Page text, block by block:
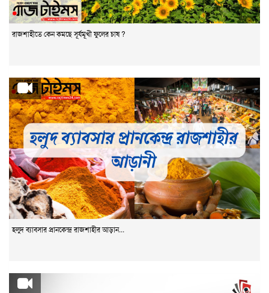
রাজশাহীতে কেন কমছে সূর্যমূখী ফুলের চাষ ?
হলুদ ব্যাবসার প্রানকেন্দ্র রাজশাহীর আড়ান...